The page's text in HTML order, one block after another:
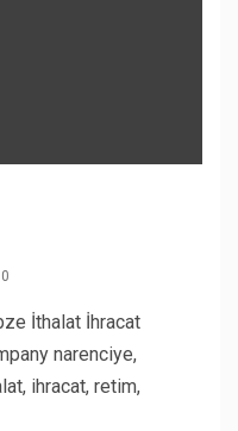
İthalat İhracat
narenciye,
ihracat, retim,